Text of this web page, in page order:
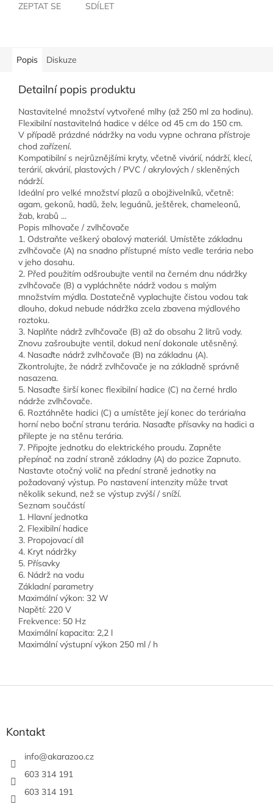
ZEPTAT SE SDÍLET
Popis Diskuze
Detailní popis produktu
Nastavitelné množství vytvořené mlhy (až 250 ml za hodinu).
Flexibilní nastavitelná hadice v délce od 45 cm do 150 cm.
V případě prázdné nádržky na vodu vypne ochrana přístroje
chod zařízení.
Kompatibilní s nejrůznějšími kryty, včetně vivárií, nádrží, klecí,
terárií, akvárií, plastových / PVC / akrylových / skleněných
nádrží.
Ideální pro velké množství plazů a obojživelníků, včetně:
agam, gekonů, hadů, želv, leguánů, ještěrek, chameleonů,
žab, krabů ...
Popis mlhovače / zvlhčovače
1. Odstraňte veškerý obalový materiál. Umístěte základnu
zvlhčovače (A) na snadno přístupné místo vedle terária nebo
v jeho dosahu.
2. Před použitím odšroubujte ventil na černém dnu nádržky
zvlhčovače (B) a vypláchněte nádrž vodou s malým
množstvím mýdla. Dostatečně vyplachujte čistou vodou tak
dlouho, dokud nebude nádržka zcela zbavena mýdlového
roztoku.
3. Naplňte nádrž zvlhčovače (B) až do obsahu 2 litrů vody.
Znovu zašroubujte ventil, dokud není dokonale utěsněný.
4. Nasaďte nádrž zvlhčovače (B) na základnu (A).
Zkontrolujte, že nádrž zvlhčovače je na základně správně
nasazena.
5. Nasaďte širší konec flexibilní hadice (C) na černé hrdlo
nádrže zvlhčovače.
6. Roztáhněte hadici (C) a umístěte její konec do terária/na
horní nebo boční stranu terária. Nasaďte přísavky na hadici a
přilepte je na stěnu terária.
7. Připojte jednotku do elektrického proudu. Zapněte
přepínač na zadní straně základny (A) do pozice Zapnuto.
Nastavte otočný volič na přední straně jednotky na
požadovaný výstup. Po nastavení intenzity může trvat
několik sekund, než se výstup zvýší / sníží.
Seznam součástí
1. Hlavní jednotka
2. Flexibilní hadice
3. Propojovací díl
4. Kryt nádržky
5. Přísavky
6. Nádrž na vodu
Základní parametry
Maximální výkon: 32 W
Napětí: 220 V
Frekvence: 50 Hz
Maximální kapacita: 2,2 l
Maximální výstupní výkon 250 ml / h
Kontakt
info@akarazoo.cz
603 314 191
603 314 191